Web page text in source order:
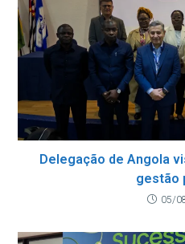
Delegação de Angola
gestão
05/